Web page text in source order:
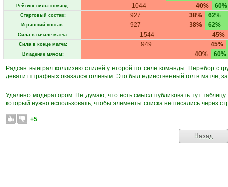
Рейтинг силы команд: 40%
1044 60%
Стартовый состав: 38%
927 62%
Игравший состав: 38%
927 62%
Сила в начале матча: 45%
1544
Сила в конце матча: 45%
949
Владение мячом: 40%
60%
Радсан выиграл коллизию стилей у второй по силе команды. Перебор с
девяти штрафных оказался голевым. Это был единственный гол в матче,
Удалено модератором. Не думаю, что есть смысл публиковать тут
который нужно использовать, чтобы элементы списка не писались через
+5
Назад